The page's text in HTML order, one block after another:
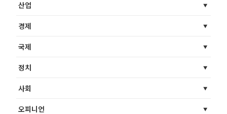
산업
경제
국제
정치
사회
오피니언